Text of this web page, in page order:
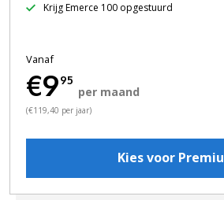
Krijg Emerce 100 opgestuurd
Vanaf
€995
per maand
(€119,40 per jaar)
Kies voor